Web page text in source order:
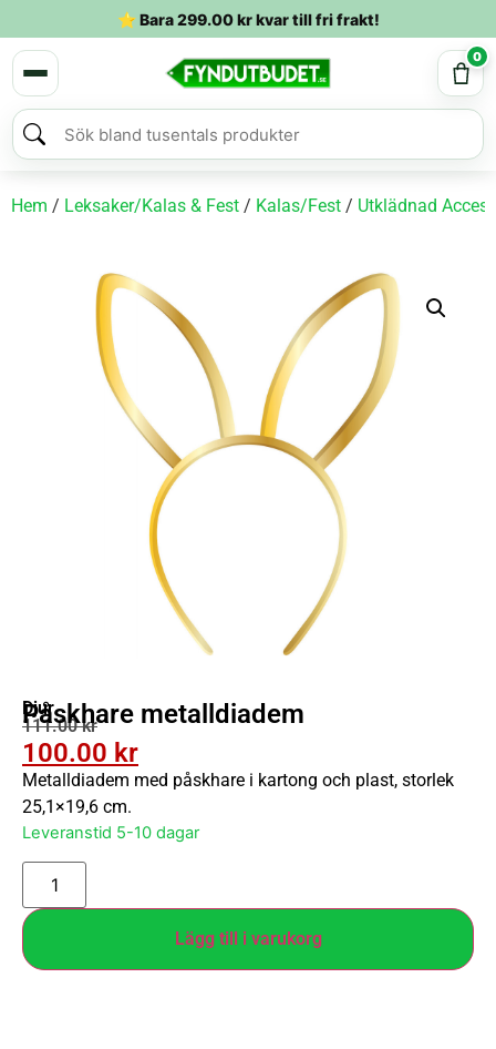
⭐ Bara299.00krkvar till fri frakt!
0
Hem / Leksaker/Kalas & Fest / Kalas/Fest / Utklädnad
Djur
Påskhare metalldiadem
111.00kr
100.00 kr
Metalldiadem med påskhare i kartong och plast, storlek
25,1×19,6 cm.
Leveranstid 5-10 dagar
Lägg till i varukorg